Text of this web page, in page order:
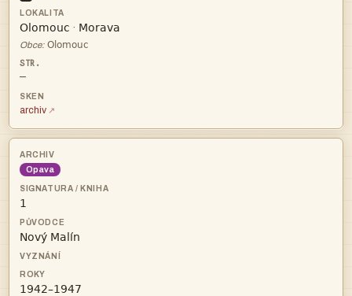
 · 
Obce: 
—
archiv
Opava


